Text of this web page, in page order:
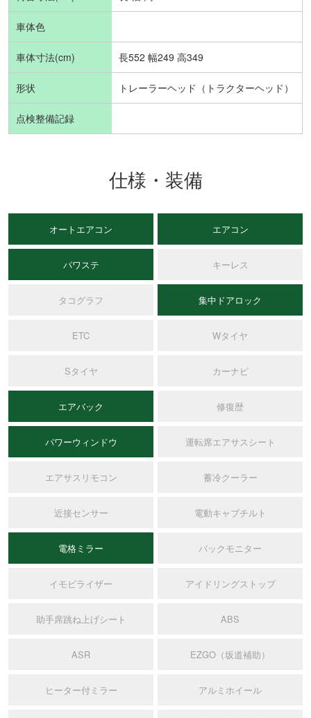
車体色
車体寸法(cm) 長552 幅249 高349
形状 トレーラーヘッド（トラクターヘッド）
点検整備記録
仕様・装備
オートエアコン エアコン
パワステ キーレス
タコグラフ 集中ドアロック
ETC Wタイヤ
Sタイヤ カーナビ
エアバック 修復歴
パワーウィンドウ 運転席エアサスシート
エアサスリモコン 蓄冷クーラー
近接センサー 電動キャブチルト
電格ミラー バックモニター
イモビライザー アイドリングストップ
助手席跳ね上げシート ABS
ASR EZGO（坂道補助）
ヒーター付ミラー アルミホイール